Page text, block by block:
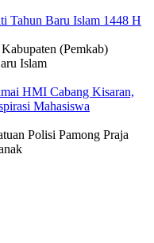
Tahun Baru Islam 1448 H
(Pemkab)
Islam
HMI Cabang Kisaran,
Mahasiswa
Polisi Pamong Praja